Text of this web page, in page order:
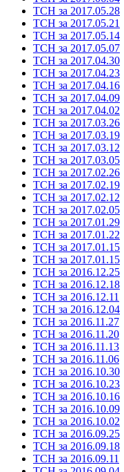
ТСН за 2017.05.28
ТСН за 2017.05.21
ТСН за 2017.05.14
ТСН за 2017.05.07
ТСН за 2017.04.30
ТСН за 2017.04.23
ТСН за 2017.04.16
ТСН за 2017.04.09
ТСН за 2017.04.02
ТСН за 2017.03.26
ТСН за 2017.03.19
ТСН за 2017.03.12
ТСН за 2017.03.05
ТСН за 2017.02.26
ТСН за 2017.02.19
ТСН за 2017.02.12
ТСН за 2017.02.05
ТСН за 2017.01.29
ТСН за 2017.01.22
ТСН за 2017.01.15
ТСН за 2017.01.15
ТСН за 2016.12.25
ТСН за 2016.12.18
ТСН за 2016.12.11
ТСН за 2016.12.04
ТСН за 2016.11.27
ТСН за 2016.11.20
ТСН за 2016.11.13
ТСН за 2016.11.06
ТСН за 2016.10.30
ТСН за 2016.10.23
ТСН за 2016.10.16
ТСН за 2016.10.09
ТСН за 2016.10.02
ТСН за 2016.09.25
ТСН за 2016.09.18
ТСН за 2016.09.11